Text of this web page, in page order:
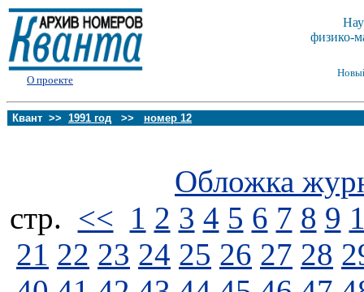
О проекте
физико-
Квант >> 1991 год >> номер 12
Обложка
стp. << 1 2 3 4 5 6 7 8 9
21 22 23 24 25 26 27 28